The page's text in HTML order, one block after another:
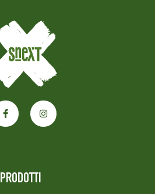
PRODOTTI